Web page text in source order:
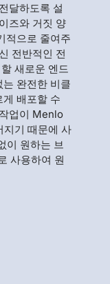
달하도록 설
즈와 거짓 양
적으로 줄여주
전반적인 전
새로운 엔드
완전한 비클
배포할 수
업이 Menlo
지기 때문에 사
이 원하는 브
사용하여 원